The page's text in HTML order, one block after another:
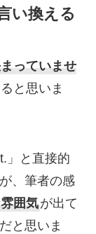
い換える
まっていませ
と思いま
」と直接的
、筆者の感
囲気が出て
と思いま